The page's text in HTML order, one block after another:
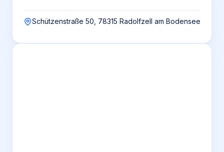
Schützenstraße 50, 78315 Radolfzell am Bodensee